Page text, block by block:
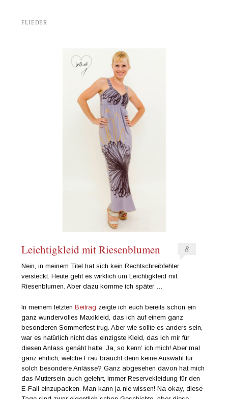
FLIEDER
Leichtigkleid mit Riesenblumen 8
Nein, in meinem Titel hat sich kein Rechtschreibfehler
versteckt. Heute geht es wirklich um Leichtigkleid mit
Riesenblumen. Aber dazu komme ich später …
In meinem letztenBeitrag zeigte ich euch bereits schon ein
ganz wundervolles Maxikleid, das ich auf einem ganz
besonderen Sommerfest trug. Aber wie sollte es anders sein,
war es natürlich nicht das einzigste Kleid, das ich mir für
diesen Anlass genäht hatte. Ja, so kenn‘ ich mich! Aber mal
ganz ehrlich, welche Frau braucht denn keine Auswahl für
solch besondere Anlässe? Ganz abgesehen davon hat mich
das Muttersein auch gelehrt, immer Reservekleidung für den
E-Fall einzupacken. Man kann ja nie wissen! Na okay, diese